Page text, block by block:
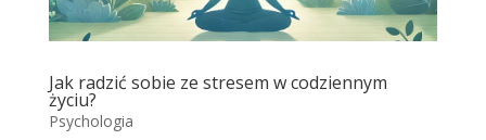
Jak radzić sobie ze stresem w codziennym
życiu?
Psychologia